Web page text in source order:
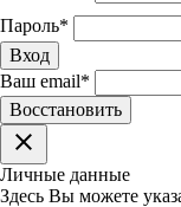
Пароль*
Вход
Ваш email*
Воcстановить
clear
Личные данные
Здесь Вы можете